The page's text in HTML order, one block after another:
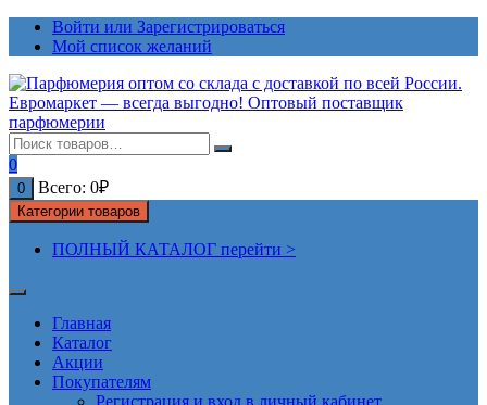
ПерейтиВойти или Зарегистрироваться
Мой список желаний
0
0 Всего: 0₽
Категории товаров
ПОЛНЫЙ КАТАЛОГ перейти >
Главная
Каталог
Акции
Покупателям
Регистрация и вход в личный кабинет